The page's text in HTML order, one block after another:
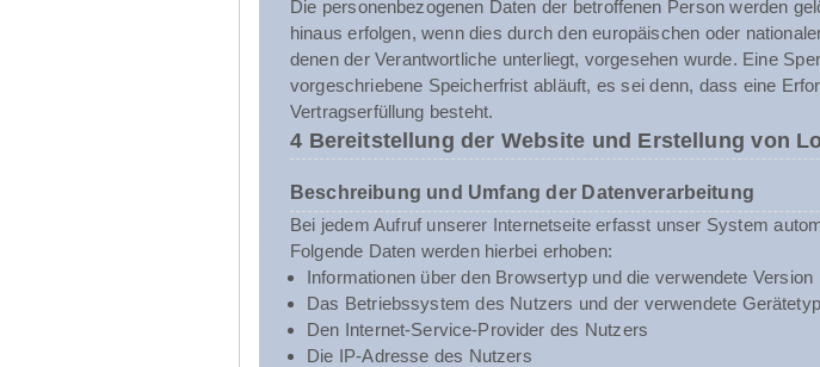
Die personenbezogenen Daten der betroffenen Person werden
hinaus erfolgen, wenn dies durch den europäischen oder
denen der Verantwortliche unterliegt, vorgesehen wurde. Eine
vorgeschriebene Speicherfrist abläuft, es sei denn, dass eine
Vertragserfüllung besteht.
4 Bereitstellung der Website und Erstellung von
Beschreibung und Umfang der Datenverarbeitung
Bei jedem Aufruf unserer Internetseite erfasst unser System
Folgende Daten werden hierbei erhoben:
Informationen über den Browsertyp und die verwendete Version
Das Betriebssystem des Nutzers und der verwendete Gerätetyp
Den Internet-Service-Provider des Nutzers
Die IP-Adresse des Nutzers